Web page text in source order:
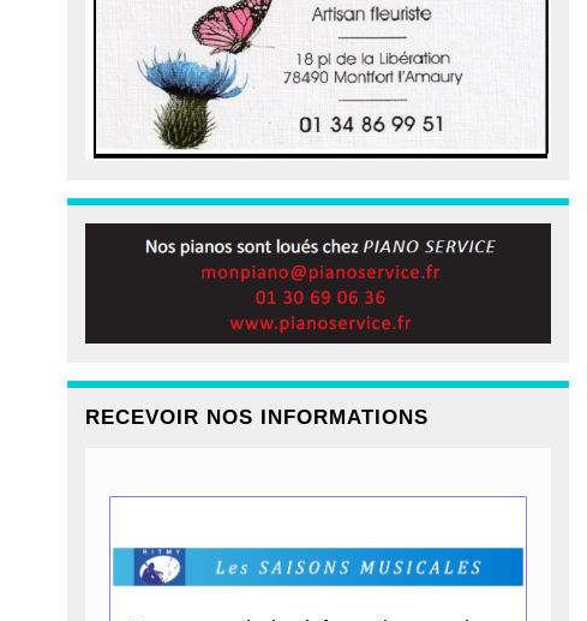
RECEVOIR NOS INFORMATIONS